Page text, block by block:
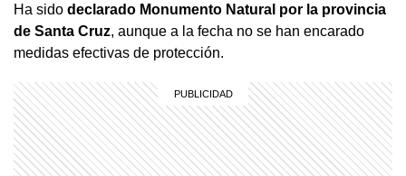
Ha sido declarado Monumento Natural por la provincia
de Santa Cruz, aunque a la fecha no se han encarado
medidas efectivas de protección.